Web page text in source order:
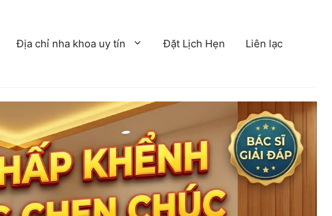
Địa chỉ nha khoa uy tín Đặt Lịch Hẹn Liên lạc